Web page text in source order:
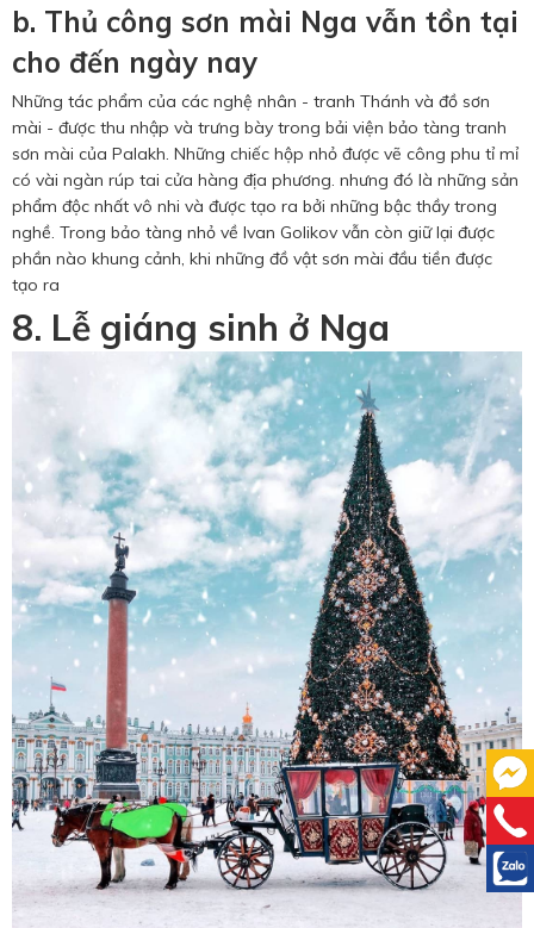
b. Thủ công sơn mài Nga vẫn tồn tại
cho đến ngày nay
Những tác phẩm của các nghệ nhân - tranh Thánh và đồ sơn
mài - được thu nhập và trưng bày trong bải viện bảo tàng tranh
sơn mài của Palakh. Những chiếc hộp nhỏ được vẽ công phu tỉ mỉ
có vài ngàn rúp tai cửa hàng địa phương. nhưng đó là những sản
phẩm độc nhất vô nhi và được tạo ra bởi những bậc thầy trong
nghề. Trong bảo tàng nhỏ về Ivan Golikov vẫn còn giữ lại được
phần nào khung cảnh, khi những đồ vật sơn mài đầu tiền được
tạo ra
8. Lễ giáng sinh ở Nga